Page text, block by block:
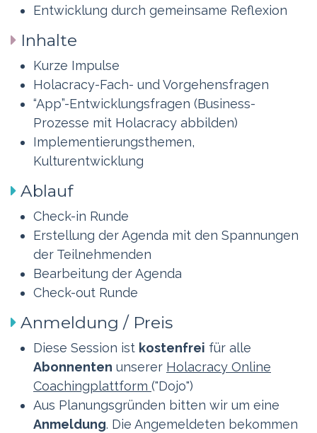
Entwicklung durch gemeinsame Reflexion
Inhalte
Kurze Impulse
Holacracy-Fach- und Vorgehensfragen
“App”-Entwicklungsfragen (Business-
Prozesse mit Holacracy abbilden)
Implementierungsthemen,
Kulturentwicklung
Ablauf
Check-in Runde
Erstellung der Agenda mit den Spannungen
der Teilnehmenden
Bearbeitung der Agenda
Check-out Runde
Anmeldung / Preis
Diese Session ist kostenfrei für alle
Abonnenten unserer Holacracy Online
Coachingplattform ("Dojo")
Aus Planungsgründen bitten wir um eine
Anmeldung. Die Angemeldeten bekommen